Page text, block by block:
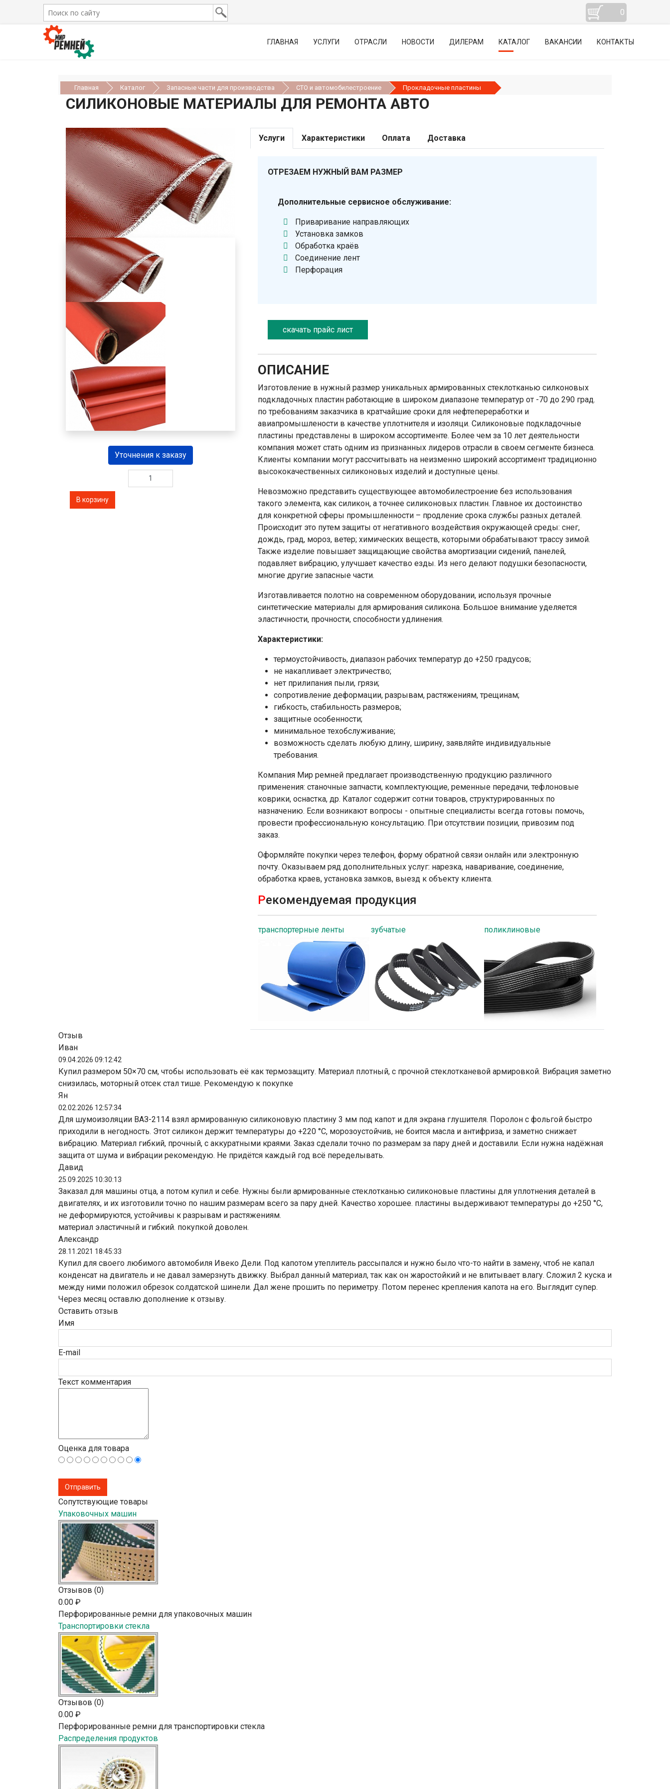
0
ГЛАВНАЯ УСЛУГИ ОТРАСЛИ НОВОСТИ ДИЛЕРАМ КАТАЛОГ ВАКАНСИИ КОНТАКТЫ
Главная Каталог Запасные части для производства СТО и автомобилестроение Прокладочные пластины
СИЛИКОНОВЫЕ МАТЕРИАЛЫ ДЛЯ РЕМОНТА АВТО
Уточнения к заказу
Услуги Характеристики Оплата Доставка
ОТРЕЗАЕМ НУЖНЫЙ ВАМ РАЗМЕР
Дополнительные сервисное обслуживание:
Приваривание направляющих
Установка замков
Обработка краёв
Соединение лент
Перфорация
скачать прайс лист
ОПИСАНИЕ
Изготовление в нужный размер уникальных армированных стеклотканью силконовых
подкладочных пластин работающие в широком диапазоне температур от -70 до 290 град.
по требованиям заказчика в кратчайшие сроки для нефтепереработки и
авиапромышлености в качестве уплотнителя и изоляци. Силиконовые подкладочные
пластины представлены в широком ассортименте. Более чем за 10 лет деятельности
компания может стать одним из признанных лидеров отрасли в своем сегменте бизнеса.
Клиенты компании могут рассчитывать на неизменно широкий ассортимент традиционно
высококачественных силиконовых изделий и доступные цены.
Невозможно представить существующее автомобилестроение без использования
такого элемента, как силикон, а точнее силиконовых пластин. Главное их достоинство
для конкретной сферы промышленности – продление срока службы разных деталей.
Происходит это путем защиты от негативного воздействия окружающей среды: снег,
дождь, град, мороз, ветер; химических веществ, которыми обрабатывают трассу зимой.
Также изделие повышает защищающие свойства амортизации сидений, панелей,
подавляет вибрацию, улучшает качество езды. Из него делают подушки безопасности,
многие другие запасные части.
Изготавливается полотно на современном оборудовании, используя прочные
синтетические материалы для армирования силикона. Большое внимание уделяется
эластичности, прочности, способности удлинения.
Характеристики:
термоустойчивость, диапазон рабочих температур до +250 градусов;
не накапливает электричество;
нет прилипания пыли, грязи;
сопротивление деформации, разрывам, растяжениям, трещинам;
гибкость, стабильность размеров;
защитные особенности;
минимальное техобслуживание;
возможность сделать любую длину, ширину, заявляйте индивидуальные
требования.
Компания Мир ремней предлагает производственную продукцию различного
применения: станочные запчасти, комплектующие, ременные передачи, тефлоновые
коврики, оснастка, др. Каталог содержит сотни товаров, структурированных по
назначению. Если возникают вопросы - опытные специалисты всегда готовы помочь,
провести профессиональную консультацию. При отсутствии позиции, привозим под
заказ.
Оформляйте покупки через телефон, форму обратной связи онлайн или электронную
почту. Оказываем ряд дополнительных услуг: нарезка, наваривание, соединение,
обработка краев, установка замков, выезд к объекту клиента.
Рекомендуемая продукция
транспортерные ленты зубчатые поликлиновые
Отзыв
Иван
09.04.2026 09:12:42
Купил размером 50×70 см, чтобы использовать её как термозащиту. Материал плотный, с прочной стеклотканевой армировкой. Вибрация заметно
снизилась, моторный отсек стал тише. Рекомендую к покупке
Ян
02.02.2026 12:57:34
Для шумоизоляции ВАЗ-2114 взял армированную силиконовую пластину 3 мм под капот и для экрана глушителя. Поролон с фольгой быстро
приходили в негодность. Этот силикон держит температуры до +220 °C, морозоустойчив, не боится масла и антифриза, и заметно снижает
вибрацию. Материал гибкий, прочный, с аккуратными краями. Заказ сделали точно по размерам за пару дней и доставили. Если нужна надёжная
защита от шума и вибрации рекомендую. Не придётся каждый год всё переделывать.
Давид
25.09.2025 10:30:13
Заказал для машины отца, а потом купил и себе. Нужны были армированные стеклотканью силиконовые пластины для уплотнения деталей в
двигателях, и их изготовили точно по нашим размерам всего за пару дней. Качество хорошее. пластины выдерживают температуры до +250 °C,
не деформируются, устойчивы к разрывам и растяжениям.
материал эластичный и гибкий. покупкой доволен.
Александр
28.11.2021 18:45:33
Купил для своего любимого автомобиля Ивеко Дели. Под капотом утеплитель рассыпался и нужно было что-то найти в замену, чтоб не капал
конденсат на двигатель и не давал замерзнуть движку. Выбрал данный материал, так как он жаростойкий и не впитывает влагу. Сложил 2 куска и
между ними положил обрезок солдатской шинели. Дал жене прошить по периметру. Потом перенес крепления капота на его. Выглядит супер.
Через месяц оставлю дополнение к отзыву.
Оставить отзыв
Имя
E-mail
Текст комментария
Оценка для товара
Сопутствующие товары
Упаковочных машин
Отзывов (0)
0.00 ₽
Перфорированные ремни для упаковочных машин
Транспортировки стекла
Отзывов (0)
0.00 ₽
Перфорированные ремни для транспортировки стекла
Распределения продуктов